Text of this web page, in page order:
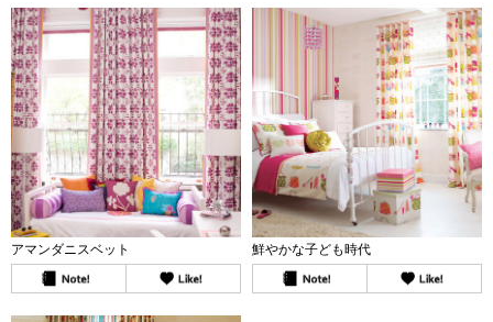
アマンダニスベット 鮮やかな子ども時代